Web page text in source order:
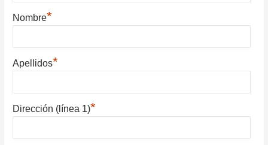
Nombre*
Apellidos*
Dirección (línea 1)*